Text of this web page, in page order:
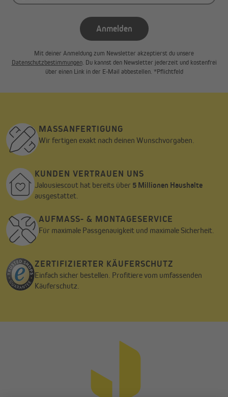
Anmelden
Mit deiner Anmeldung zum Newsletter akzeptierst du unsere
Datenschutzbestimmungen. Du kannst den Newsletter jederzeit und kostenfrei
über einen Link in der E-Mail abbestellen. *Pflichtfeld
MASSANFERTIGUNG
Wir fertigen exakt nach deinen Wunschvorgaben.
KUNDEN VERTRAUEN UNS
Jalousiescout hat bereits über 5 Millionen Haushalte
ausgestattet.
AUFMASS- & MONTAGESERVICE
Für maximale Passgenauigkeit und maximale Sicherheit.
ZERTIFIZIERTER KÄUFERSCHUTZ
Einfach sicher bestellen. Profitiere vom umfassenden
Käuferschutz.